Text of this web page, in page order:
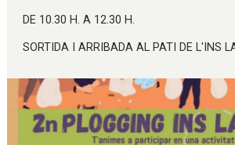
DE 10.30 H. A 12.30 H.
SORTIDA I ARRIBADA AL PATI DE L'INS